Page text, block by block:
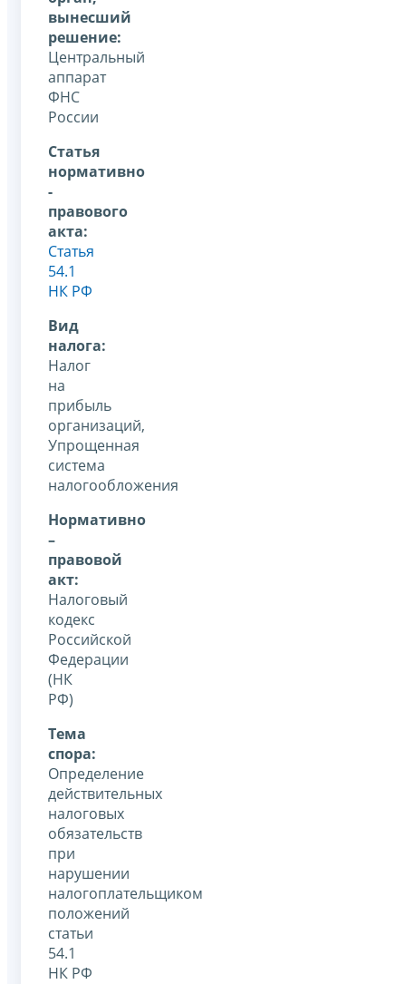
вынесший
решение:
Центральный
аппарат
ФНС
России
Статья
нормативно
-
правового
акта:
Статья
54.1
НК РФ
Вид
налога:
Налог
на
прибыль
организаций,
Упрощенная
система
налогообложения
Нормативно
–
правовой
акт:
Налоговый
кодекс
Российской
Федерации
(НК
РФ)
Тема
спора:
Определение
действительных
налоговых
обязательств
при
нарушении
налогоплательщиком
положений
статьи
54.1
НК РФ